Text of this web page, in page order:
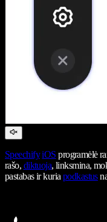
Speechify iOS programėlė
rašo, diktuoja, linksmina,
pastabas ir kuriapodkastus